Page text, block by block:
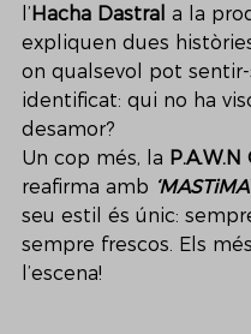
l’Hacha Dastral a la
expliquen dues
on qualsevol pot
identificat: qui no ha
desamor?
Un cop més, la P.A.W.N
reafirma amb
seu estil és únic:
sempre frescos. Els
l’escena!